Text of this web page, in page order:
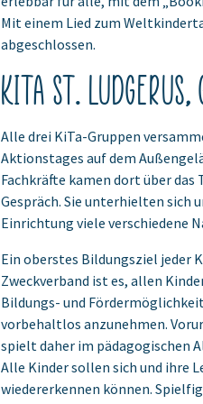
Mit einem Lied zum
abgeschlossen.
KiTa St.
Alle drei KiTa-Gruppen
Aktionstages auf dem
Fachkräfte kamen dort über das
Gespräch. Sie unterhielten sich
Einrichtung viele verschiedene
Ein oberstes Bildungsziel jeder
Zweckverband ist es, allen
Bildungs- und
vorbehaltlos anzunehmen.
spielt daher im pädagogischen
Alle Kinder sollen sich und ihre
wiedererkennen können.